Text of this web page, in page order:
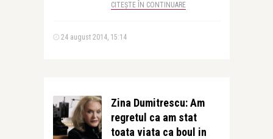
CITEȘTE ÎN CONTINUARE
24 august 2014, 15:14
Zina Dumitrescu: Am
regretul ca am stat
toata viata ca boul in